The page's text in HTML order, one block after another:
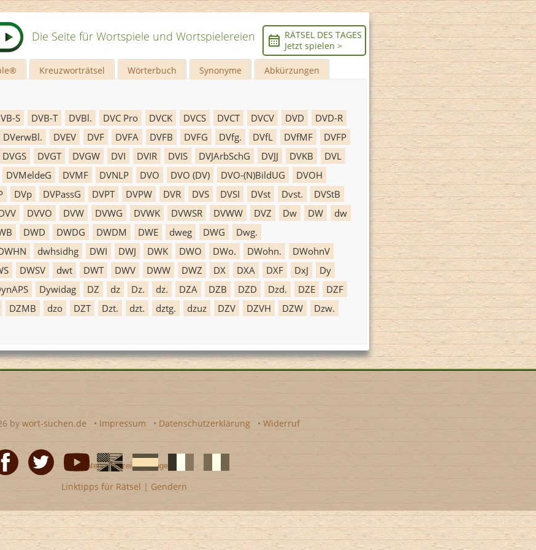
Die Seite für Wortspiele und Wortspielereien
RÄTSEL DES TAGES
Jetzt spielen >
Kreuzworträtsel Wörterbuch Synonyme Abkürzungen
S DVB-T DVBl. DVC Pro DVCK DVCS DVCT DVCV DVD
DVD-R
DVerwBl. DVEV DVF DVFA DVFB DVFG DVfg. DVfL DVfMF
DVFP
DVGS DVGT DVGW DVI DVIR DVIS DVJArbSchG DVJJ DVKB
DVL
DVMeldeG DVMF DVNLP DVO DVO (DV) DVO-(N)BildUG
DVOH
DVp DVPassG DVPT DVPW DVR DVS DVSI DVst Dvst.
DVStB
DVVO DVW DVWG DVWK DVWSR DVWW DVZ Dw DW
dw
DWD DWDG DWDM DWE dweg DWG
Dwg.
dwhsidhg DWI DWJ DWK DWO DWo. DWohn.
DWohnV
DWSV dwt DWT DWV DWW DWZ DX DXA DXF DxJ
Dy
Dywidag DZ dz Dz. dz. DZA DZB DZD Dzd. DZE
DZF
DZMB dzo DZT Dzt. dzt. dztg. dzuz DZV DZVH DZW
Dzw.
by wort-suchen.de • Impressum • Datenschutzerklärung • Widerruf
• Datenschutzeinstellungen
YoutubeEnglische
wort-
suchen
Spanische
wort-
suchen
französiche
Kreuzworträtsel-
Hilfe
Kreuzworträtsel-
Hilfe
Linktipps für Rätsel | Gendern